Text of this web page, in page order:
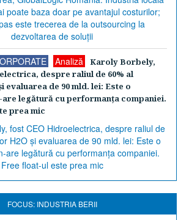
Analiză
Karoly Borbely,
despre raliul de 60% al
evaluarea de 90 mld. lei: Este o
legătură cu performanţa companiei.
prea mic
FOCUS: INDUSTRIA BERII